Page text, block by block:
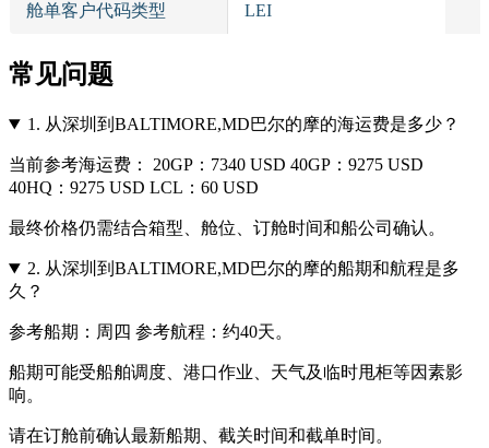
舱单客户代码类型 LEI
常见问题
1. 从深圳到BALTIMORE,MD巴尔的摩的海运费是多少？
当前参考海运费： 20GP：7340 USD 40GP：9275 USD
40HQ：9275 USD LCL：60 USD
最终价格仍需结合箱型、舱位、订舱时间和船公司确认。
2. 从深圳到BALTIMORE,MD巴尔的摩的船期和航程是多
久？
参考船期：周四 参考航程：约40天。
船期可能受船舶调度、港口作业、天气及临时甩柜等因素影
响。
请在订舱前确认最新船期、截关时间和截单时间。